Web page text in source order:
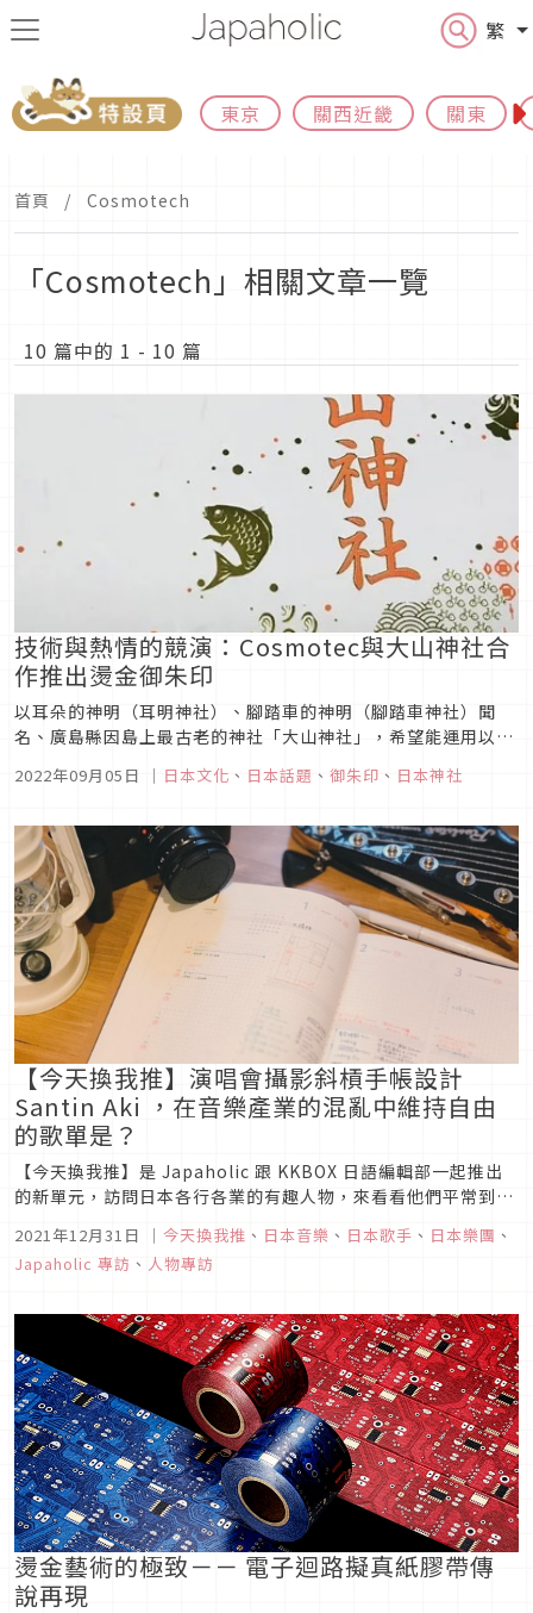
繁
東京 關西近畿 關東
首頁 Cosmotech
「Cosmotech」相關文章一覽
10 篇中的 1 - 10 篇
技術與熱情的競演：Cosmotec與大山神社合
作推出燙金御朱印
以耳朵的神明（耳明神社）、腳踏車的神明（腳踏車神社）聞
名、廣島縣因島上最古老的神社「大山神社」，希望能運用以燙
印技術在印刷與文具業界獨樹一格的Cosmotec，Cosmotec鬼
斧神工的技術來為神社預計發行的限量「御朱印」上增添燙印的
花吧！
2022年09月05日 ｜ 日本文化 、 日本話題 、 御朱印 、 日本神社
【今天換我推】演唱會攝影斜槓手帳設計
Santin Aki ，在音樂產業的混亂中維持自由
的歌單是？
【今天換我推】是 Japaholic 跟 KKBOX 日語編輯部一起推出
的新單元，訪問日本各行各業的有趣人物，來看看他們平常到底
是聽什麼歌。這次受訪的是之前也曾經接受過 Japaholic 專訪
的 Santin Aki ，除了在日本的音樂事務所擔任許多人眼中的夢
幻工作「演唱會攝影師」之外，還是得過日...
2021年12月31日 ｜ 今天換我推 、 日本音樂 、 日本歌手 、 日本樂團 、
Japaholic 專訪 、 人物專訪
燙金藝術的極致－－ 電子迴路擬真紙膠帶傳
說再現